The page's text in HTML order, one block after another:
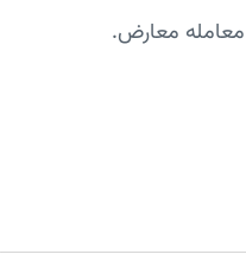
معارض.